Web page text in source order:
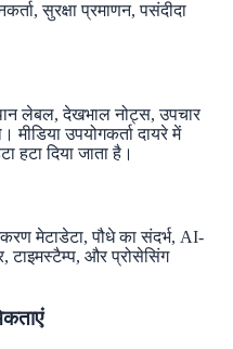
सुरक्षा प्रमाणन, पसंदीदा
लेबल, देखभाल नोट्स, उपचार
मीडिया उपयोगकर्ता दायरे में
हटा दिया जाता है।
मेटाडेटा, पौधे का संदर्भ, AI-
टाइमस्टैम्प, और प्रोसेसिंग